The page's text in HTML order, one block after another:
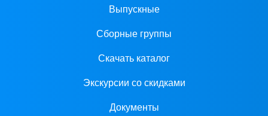
Выпускные
Сборные группы
Скачать каталог
Экскурсии со скидками
Документы